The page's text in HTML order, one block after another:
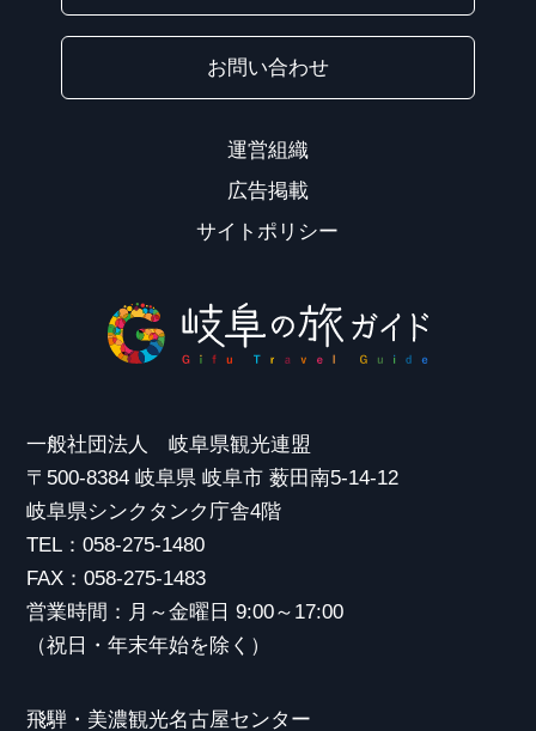
お問い合わせ
運営組織
広告掲載
サイトポリシー
一般社団法人 岐阜県観光連盟
〒500-8384 岐阜県 岐阜市 薮田南5-14-12
岐阜県シンクタンク庁舎4階
TEL：058-275-1480
FAX：058-275-1483
営業時間：月～金曜日 9:00～17:00
（祝日・年末年始を除く）
飛騨・美濃観光名古屋センター